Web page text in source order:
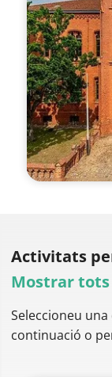
Activitats
Mostrar tots
Seleccioneu
continuació o